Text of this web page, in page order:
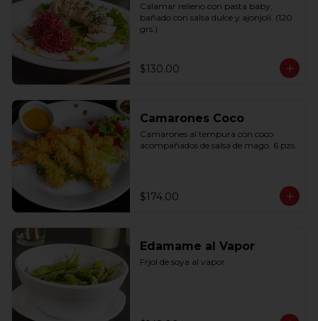
Calamar relleno con pasta baby,
bañado con salsa dulce y ajonjolí. (120
grs.)
$130.00
Camarones Coco
Camarones al tempura con coco
acompañados de salsa de mago. 6 pzs.
$174.00
Edamame al Vapor
Frjol de soya al vapor